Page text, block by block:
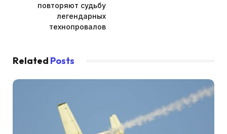
повторяют судьбу
легендарных
технопровалов
Related Posts